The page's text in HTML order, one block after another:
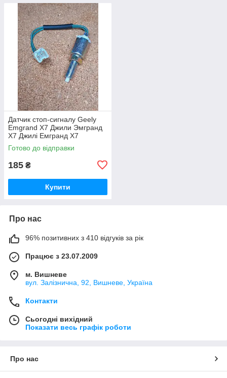
Датчик стоп-сигналу Geely
Emgrand X7 Джили Эмгранд
Х7 Джилі Емгранд Х7
Готово до відправки
185 ₴
Купити
Про нас
96% позитивних з 410 відгуків за рік
Працює з 23.07.2009
м. Вишневе
вул. Залізнична, 92, Вишневе, Україна
Контакти
Сьогодні вихідний
Показати весь графік роботи
Про нас